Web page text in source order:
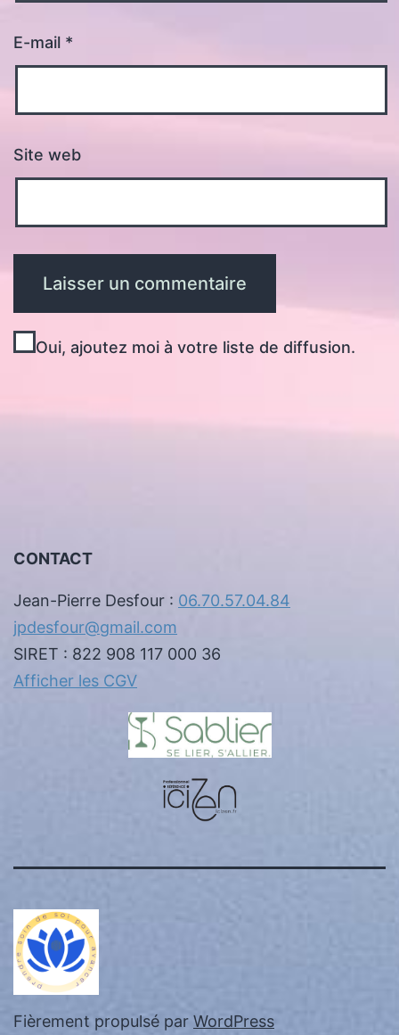
E-mail *
Site web
Oui, ajoutez moi à votre liste de diffusion.
CONTACT
Jean-Pierre Desfour : 06.70.57.04.84
jpdesfour@gmail.com
SIRET : 822 908 117 000 36
Afficher les CGV
Fièrement propulsé par WordPress